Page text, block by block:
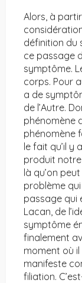
Alors, à
définition du
ce passage
symptôme.
corps. Pour
a de
de l’Autre.
phénomène
phénomène
le fait qu’il y
produit
là qu’on
problème
passage qui
Lacan, de
symptôme
finalement
moment où
manifeste
filiation.